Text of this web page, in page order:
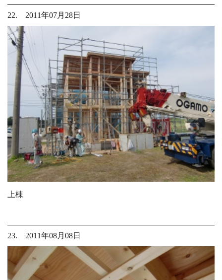
22. 2011年07月28日
上棟
23. 2011年08月08日